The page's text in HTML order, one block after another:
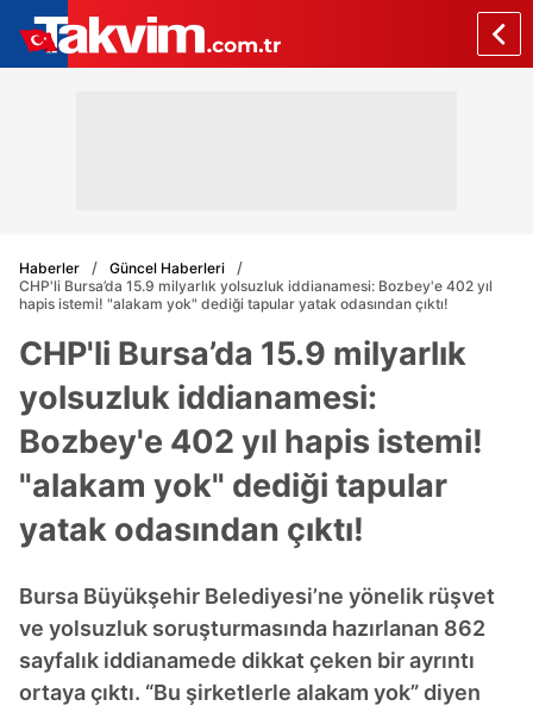
Haberler
Güncel Haberleri
CHP'li Bursa’da 15.9 milyarlık yolsuzluk iddianamesi: Bozbey'e 402 yıl
hapis istemi! "alakam yok" dediği tapular yatak odasından çıktı!
CHP'li Bursa’da 15.9 milyarlık
yolsuzluk iddianamesi:
Bozbey'e 402 yıl hapis istemi!
"alakam yok" dediği tapular
yatak odasından çıktı!
Bursa Büyükşehir Belediyesi’ne yönelik rüşvet
ve yolsuzluk soruşturmasında hazırlanan 862
sayfalık iddianamede dikkat çeken bir ayrıntı
ortaya çıktı. “Bu şirketlerle alakam yok” diyen